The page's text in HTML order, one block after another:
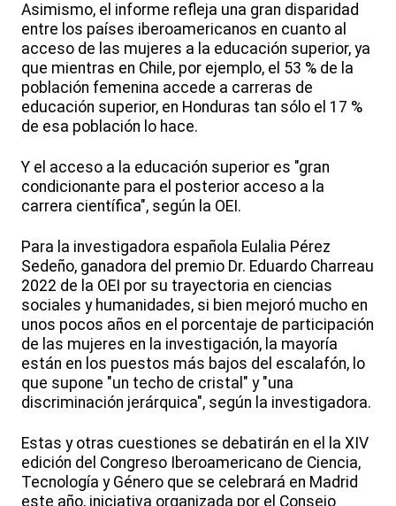
Asimismo, el informe refleja una gran disparidad
entre los países iberoamericanos en cuanto al
acceso de las mujeres a la educación superior, ya
que mientras en Chile, por ejemplo, el 53 % de la
población femenina accede a carreras de
educación superior, en Honduras tan sólo el 17 %
de esa población lo hace.
Y el acceso a la educación superior es "gran
condicionante para el posterior acceso a la
carrera científica", según la OEI.
Para la investigadora española Eulalia Pérez
Sedeño, ganadora del premio Dr. Eduardo Charreau
2022 de la OEI por su trayectoria en ciencias
sociales y humanidades, si bien mejoró mucho en
unos pocos años en el porcentaje de participación
de las mujeres en la investigación, la mayoría
están en los puestos más bajos del escalafón, lo
que supone "un techo de cristal" y "una
discriminación jerárquica", según la investigadora.
Estas y otras cuestiones se debatirán en el la XIV
edición del Congreso Iberoamericano de Ciencia,
Tecnología y Género que se celebrará en Madrid
este año, iniciativa organizada por el Consejo